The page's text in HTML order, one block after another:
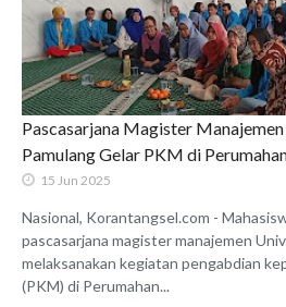
Pascasarjana Magister
Pamulang Gelar PKM di
15 Jun 2025
Nasional, Korantangsel.com -
pascasarjana magister manajemen
melaksanakan kegiatan pengabdian
(PKM) di Perumahan...